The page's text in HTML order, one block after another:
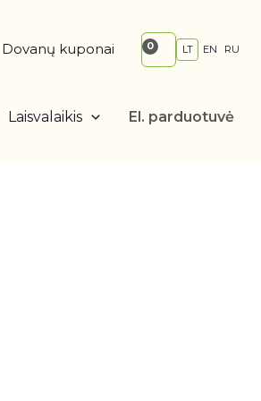
Dovanų kuponai LT EN RU
Laisvalaikis El. parduotuvė